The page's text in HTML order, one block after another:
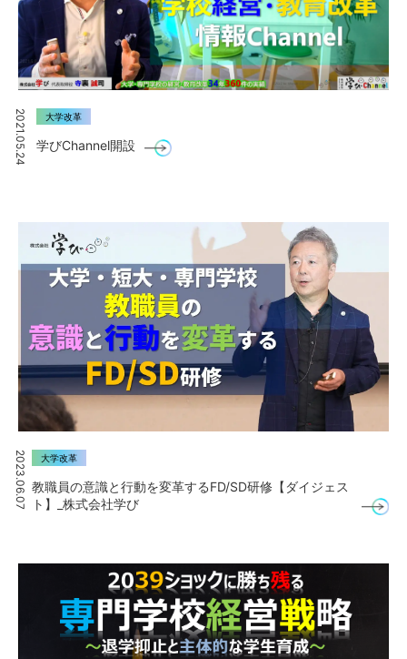
2021.05.24 大学改革
学びChannel開設
2023.06.07 大学改革
教職員の意識と行動を変革するFD/SD研修【ダイジェス
ト】_株式会社学び